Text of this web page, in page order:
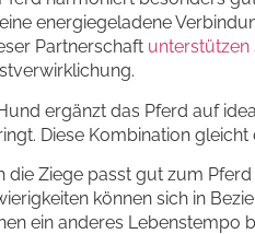
energiegeladene
Partnerschaft unterstützen
ergänzt das Pferd auf
Diese Kombination
die Ziege passt gut zum
können sich in
ein anderes Lebenstempo